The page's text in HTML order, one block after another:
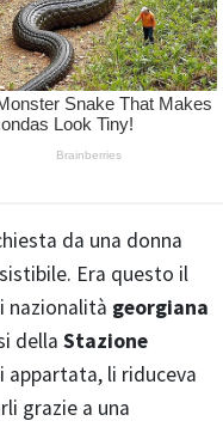
da una donna
Era questo il
nazionalità georgiana
della Stazione
appartata, li riduceva
grazie a una